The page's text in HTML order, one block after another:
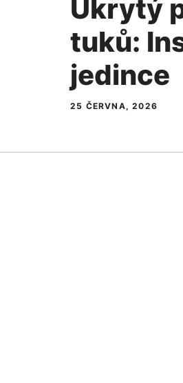
Ukrytý
tuků:
jedince
25 ČERVNA, 2026